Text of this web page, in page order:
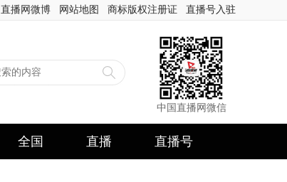
直播网微博 网站地图 商标版权注册证 直播号入驻
中国直播网微信
全国 直播 直播号